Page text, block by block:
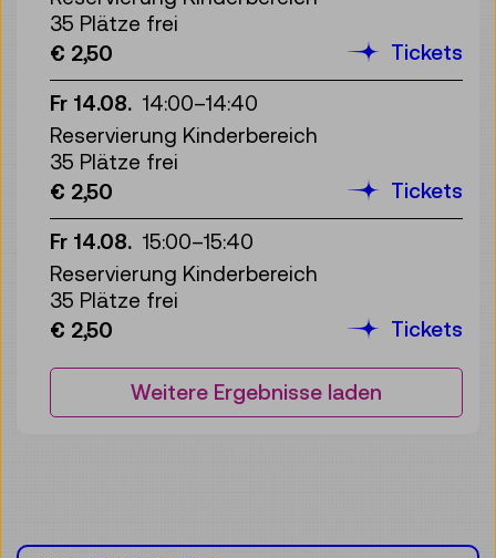
35 Plätze frei
€ 2,50
Tickets
Fr 14.08. 14:00–14:40
Reservierung Kinderbereich
35 Plätze frei
€ 2,50
Tickets
Fr 14.08. 15:00–15:40
Reservierung Kinderbereich
35 Plätze frei
€ 2,50
Tickets
Weitere Ergebnisse laden